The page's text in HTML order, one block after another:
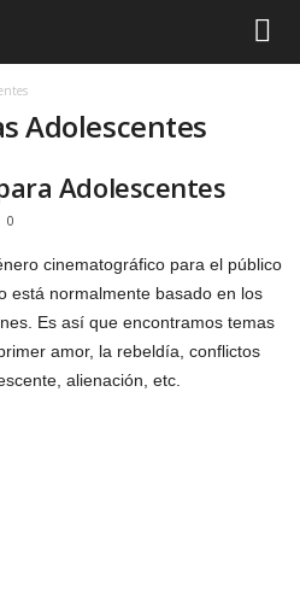
Adolescentes
Adolescentes
0
cinematográfico para el público
está normalmente basado en los
Es así que encontramos temas
amor, la rebeldía, conflictos
alienación, etc.